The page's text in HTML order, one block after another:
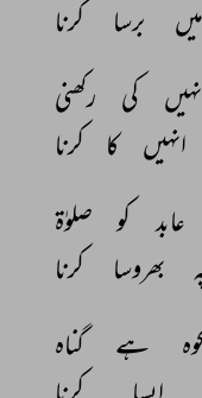
میں برسا
کرنا
کی
رکھنی
انہیں کا
کرنا
عابد کو
صلوٰۃ
بھروسا
کرنا
ہے
گناہ